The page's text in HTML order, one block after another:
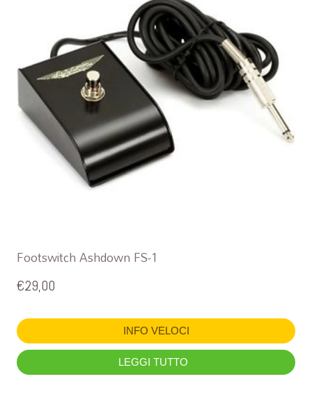
Footswitch Ashdown FS-1
€29,00
INFO VELOCI
LEGGI TUTTO